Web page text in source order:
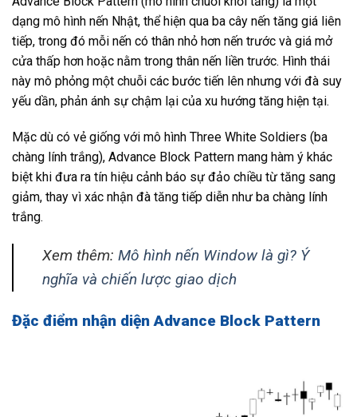
dạng mô hình nến Nhật, thể hiện qua ba cây nến tăng giá liên
tiếp, trong đó mỗi nến có thân nhỏ hơn nến trước và giá mở
cửa thấp hơn hoặc nằm trong thân nến liền trước. Hình thái
này mô phỏng một chuỗi các bước tiến lên nhưng với đà suy
yếu dần, phản ánh sự chậm lại của xu hướng tăng hiện tại.
Mặc dù có vẻ giống với mô hình Three White Soldiers (ba
chàng lính trắng), Advance Block Pattern mang hàm ý khác
biệt khi đưa ra tín hiệu cảnh báo sự đảo chiều từ tăng sang
giảm, thay vì xác nhận đà tăng tiếp diễn như ba chàng lính
trắng.
Xem thêm: Mô hình nến Window là gì? Ý
nghĩa và chiến lược giao dịch
Đặc điểm nhận diện Advance Block Pattern